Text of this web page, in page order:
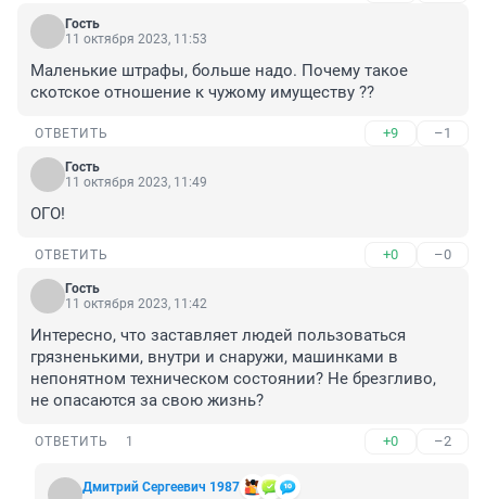
Гость
11 октября 2023, 11:53
Маленькие штрафы, больше надо. Почему такое
скотское отношение к чужому имуществу ??
ОТВЕТИТЬ +9 –1
Гость
11 октября 2023, 11:49
ОГО!
ОТВЕТИТЬ +0 –0
Гость
11 октября 2023, 11:42
Интересно, что заставляет людей пользоваться
грязненькими, внутри и снаружи, машинками в
непонятном техническом состоянии? Не брезгливо,
не опасаются за свою жизнь?
ОТВЕТИТЬ 1 +0 –2
Дмитрий Сергеевич 1987